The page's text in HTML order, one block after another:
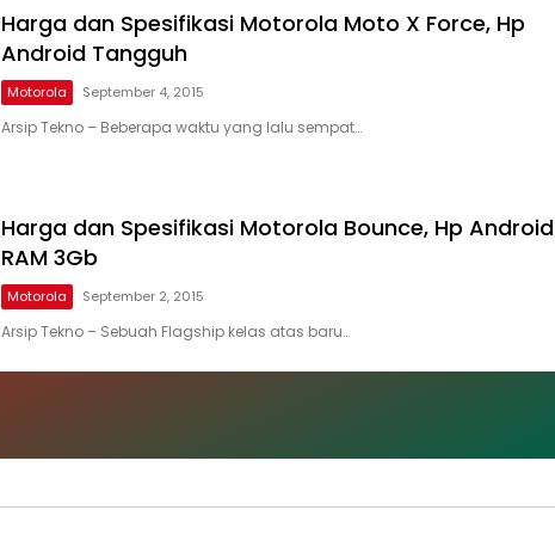
Harga dan Spesifikasi Motorola Moto X Force, Hp
Android Tangguh
Motorola September 4, 2015
Arsip Tekno – Beberapa waktu yang lalu sempat…
Harga dan Spesifikasi Motorola Bounce, Hp Android
RAM 3Gb
Motorola September 2, 2015
Arsip Tekno – Sebuah Flagship kelas atas baru…